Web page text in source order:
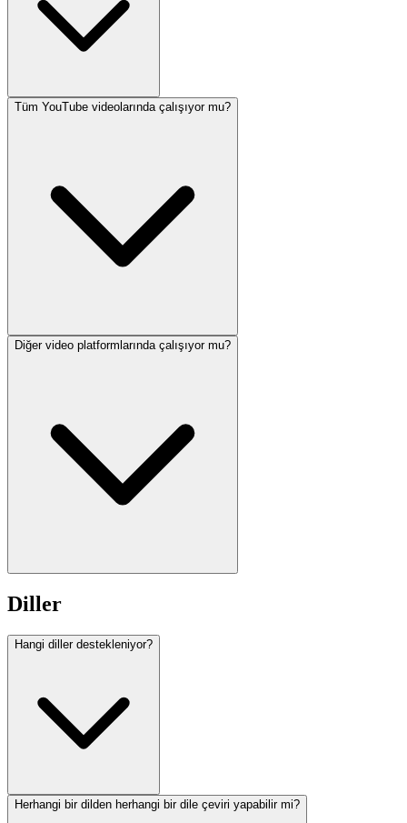
Tüm YouTube videolarında çalışıyor mu?
Diğer video platformlarında çalışıyor mu?
Diller
Hangi diller destekleniyor?
Herhangi bir dilden herhangi bir dile çeviri yapabilir mi?